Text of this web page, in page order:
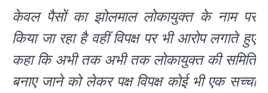
केवल पैसों का झोलमाल लोकायुक्त के नाम पर
किया जा रहा है वहीं विपक्ष पर भी आरोप लगाते हुए
कहा कि अभी तक अभी तक लोकायुक्त की समिति
बनाए जाने को लेकर पक्ष विपक्ष कोई भी एक सच्चा